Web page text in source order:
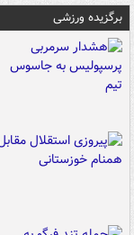
برگزیده ورزشی